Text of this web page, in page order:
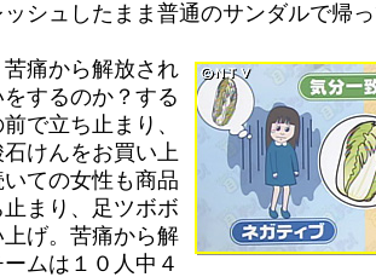
シュしたまま普通のサンダルで帰
痛から解放され
するのか？する
で立ち止まり、
石けんをお買い上
ての女性も商品
まり、足ツボボ
げ。苦痛から解
ムは１０人中４